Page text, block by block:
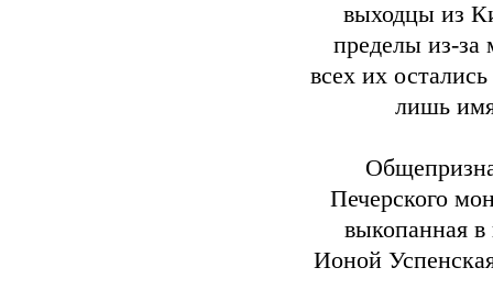
выходцы из
пределы из-за
всех их
лишь
Печерского
выкопанная
Ионой